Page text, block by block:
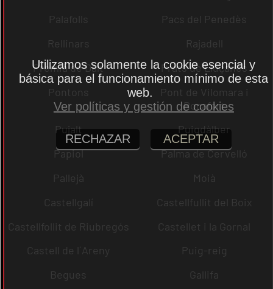
Palafolls
Pacs del Penedès
Rellinars
Rajadell
Premià de Dalt
Prats de Lluçanès
Pontons
Pont de Vilomara i
Rocafort
Pujalt
Puigdàlber
Papiol
Palma de Cervelló
Pallejà
Moià
Castellgalí
Castellfullit del Boix
Castellfollit de Riubregós
Castellet i la Gornal
Castell de l´Areny
Puig-reig
Begues
Gallifa
Utilizamos solamente la cookie esencial y
básica para el funcionamiento mínimo de esta
web.
Ver políticas y gestión de cookies
RECHAZAR ACEPTAR